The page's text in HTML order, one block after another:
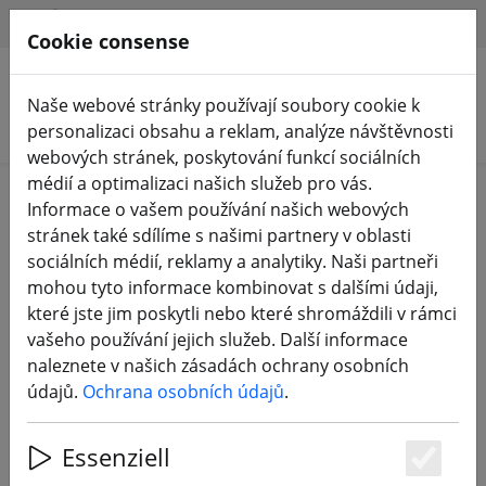
Hledat produkty
Login
Sign in with Google
Login with your Data
Your eMail
Cookie consense
Naše webové stránky používají soubory cookie k
personalizaci obsahu a reklam, analýze návštěvnosti
webových stránek, poskytování funkcí sociálních
médií a optimalizaci našich služeb pro vás.
Informace o vašem používání našich webových
stránek také sdílíme s našimi partnery v oblasti
sociálních médií, reklamy a analytiky. Naši partneři
mohou tyto informace kombinovat s dalšími údaji,
které jste jim poskytli nebo které shromáždili v rámci
vašeho používání jejich služeb. Další informace
naleznete v našich zásadách ochrany osobních
údajů. Ochrana osobních údajů.
Essenziell